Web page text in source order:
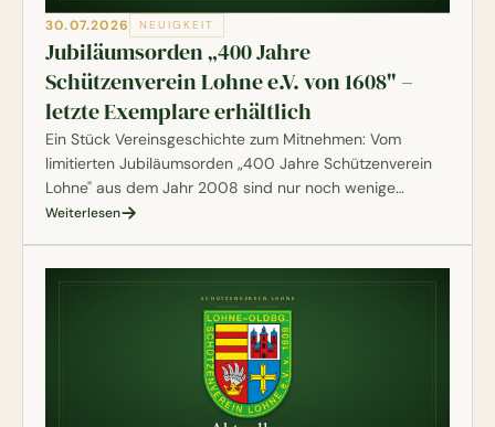
30.07.2026 NEUIGKEIT
Jubiläumsorden „400 Jahre
Schützenverein Lohne e.V. von 1608" –
letzte Exemplare erhältlich
Ein Stück Vereinsgeschichte zum Mitnehmen: Vom
limitierten Jubiläumsorden „400 Jahre Schützenverein
Lohne" aus dem Jahr 2008 sind nur noch wenige
nummerierte Exemplare übrig. Für 25,00 € könnt ihr
Weiterlesen